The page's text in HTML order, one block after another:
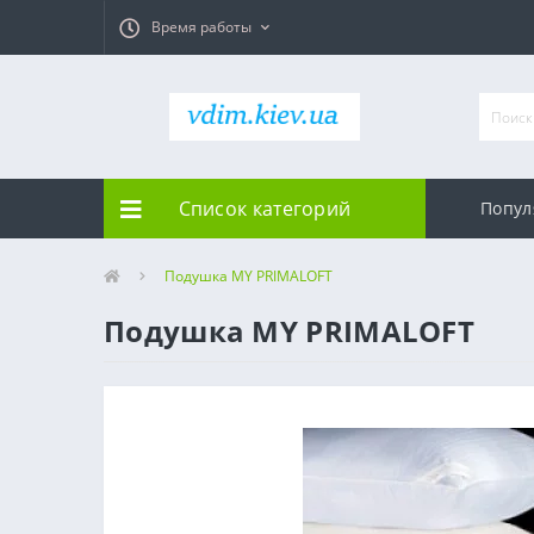
Время работы
Список категорий
Подушка MY PRIMALOFT
Подушка MY PRIMALOFT